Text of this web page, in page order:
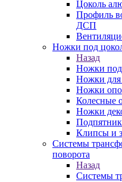
Цоколь
Профиль
ДСП
Ножки под
Назад
Ножки под
Ножки для
Ножки
Колесные
Ножки
Клипсы и
Системы
поворота
Назад
Системы